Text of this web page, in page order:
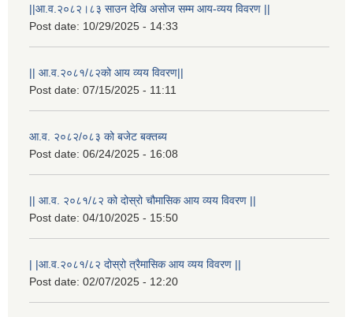
||आ.व.२०८२।८३ साउन देखि असोज सम्म आय-व्यय विवरण ||
Post date: 10/29/2025 - 14:33
|| आ.व.२०८१/८२को आय व्यय विवरण||
Post date: 07/15/2025 - 11:11
आ.व. २०८२/०८३ को बजेट बक्तब्य
Post date: 06/24/2025 - 16:08
|| आ.व. २०८१/८२ को दोस्रो चौमासिक आय व्यय विवरण ||
Post date: 04/10/2025 - 15:50
| |आ.व.२०८१/८२ दोस्रो त्रैमासिक आय व्यय विवरण ||
Post date: 02/07/2025 - 12:20